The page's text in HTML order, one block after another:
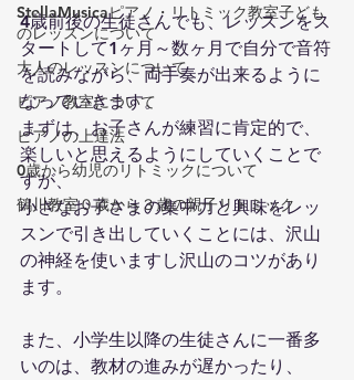
StellaMusicaピアノ・リトミック教室子ども
のレッスンについて
大人のレッスンについて
ピアノ教室について
ピアノの上達法
0歳から幼児のリトミックについて
鶴川教室０歳から３歳の親子リトミック
4歳前後の生徒さんでも、レッスンをス
タートして1ヶ月～数ヶ月で自分で音符
を読みながら、両手奏が出来るように
なっていきます。
まずは、お子さんが練習に肯定的で、
楽しいと思えるようにしていくことで
すが、
小さなお子さまの集中力と興味をレッ
スンで引き出していくことには、沢山
の神経を使いますし沢山のコツがあり
ます。
また、小学生以降の生徒さんに一番多
いのは、教材の進みが遅かったり、